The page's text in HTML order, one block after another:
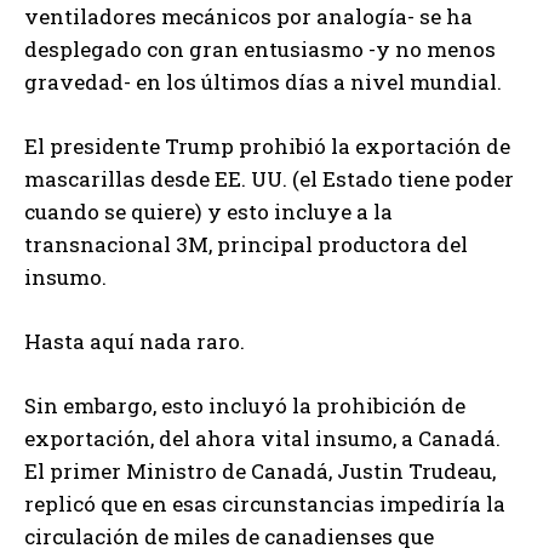
ventiladores mecánicos por analogía- se ha
desplegado con gran entusiasmo -y no menos
gravedad- en los últimos días a nivel mundial.
El presidente Trump prohibió la exportación de
mascarillas desde EE. UU. (el Estado tiene poder
cuando se quiere) y esto incluye a la
transnacional 3M, principal productora del
insumo.
Hasta aquí nada raro.
Sin embargo, esto incluyó la prohibición de
exportación, del ahora vital insumo, a Canadá.
El primer Ministro de Canadá, Justin Trudeau,
replicó que en esas circunstancias impediría la
circulación de miles de canadienses que